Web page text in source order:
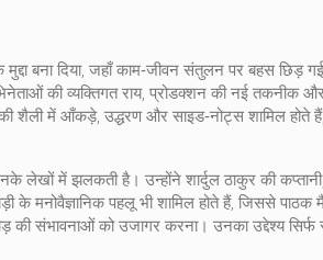
मुद्दा बना दिया, जहाँ काम‑जीवन संतुलन पर बहस
की व्यक्तिगत राय, प्रोडक्शन की नई तकनीक
शैली में आँकड़े, उद्धरण और साइड‑नोट्स शामिल होते
लेखों में झलकती है। उन्होंने शार्दुल ठाकुर की
के मनोवैज्ञानिक पहलू भी शामिल होते हैं, जिससे पाठक
संभावनाओं को उजागर करना। उनका उद्देश्य सिर्फ